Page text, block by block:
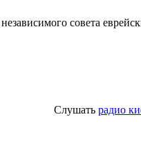
совета
Слушать радио